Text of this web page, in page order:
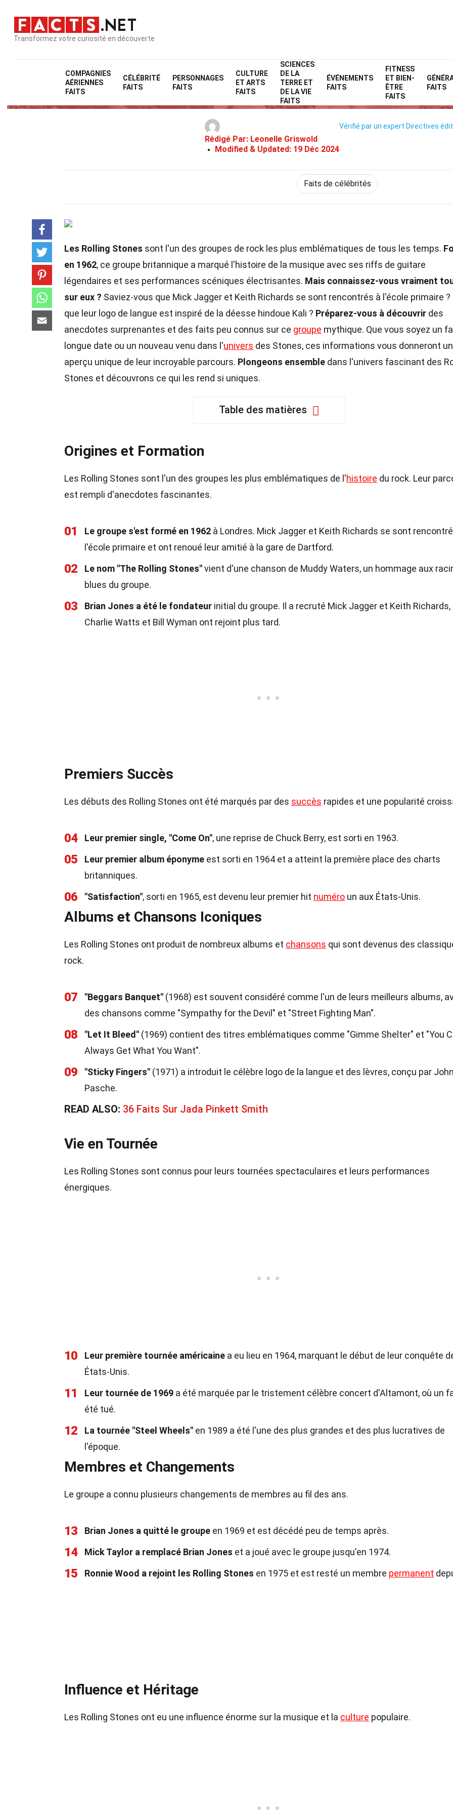
Transformez votre curiosité en découverte
COMPAGNIES
AÉRIENNES
FAITS
CÉLÉBRITÉ
FAITS
PERSONNAGES
FAITS
CULTURE
ET ARTS
FAITS
SCIENCES
DE LA
TERRE ET
DE LA VIE
FAITS
ÉVÉNEMENTS
FAITS
FITNESS
ET BIEN-
ÊTRE
FAITS
FAITS
Home
32 Faits Sur The Rolling Stones
Rédigé Par: Leonelle Griswold
Modified & Updated: 19 Déc 2024
Vérifié par un expert Directives
Faits de célébrités
Les Rolling Stones sont l'un des groupes de rock les plus emblématiques de tous les temps.
en 1962, ce groupe britannique a marqué l'histoire de la musique avec ses riffs de guitare
légendaires et ses performances scéniques électrisantes. Mais connaissez-vous vraiment
sur eux ? Saviez-vous que Mick Jagger et Keith Richards se sont rencontrés à l'école primaire ?
que leur logo de langue est inspiré de la déesse hindoue Kali ? Préparez-vous à découvrir des
anecdotes surprenantes et des faits peu connus sur ce groupe mythique. Que vous soyez un
longue date ou un nouveau venu dans l'univers des Stones, ces informations vous donneront un
aperçu unique de leur incroyable parcours. Plongeons ensemble dans l'univers fascinant des
Stones et découvrons ce qui les rend si uniques.
Table des matières
Origines et Formation
Les Rolling Stones sont l'un des groupes les plus emblématiques de l'histoire du rock. Leur
est rempli d'anecdotes fascinantes.
01 Le groupe s'est formé en 1962 à Londres. Mick Jagger et Keith Richards se sont
l'école primaire et ont renoué leur amitié à la gare de Dartford.
02 Le nom "The Rolling Stones"vient d'une chanson de Muddy Waters, un hommage aux
blues du groupe.
03 Brian Jones a été le fondateur initial du groupe. Il a recruté Mick Jagger et Keith Richards,
Charlie Watts et Bill Wyman ont rejoint plus tard.
Premiers Succès
Les débuts des Rolling Stones ont été marqués par des succès rapides et une popularité
04 Leur premier single, "Come On", une reprise de Chuck Berry, est sorti en 1963.
05 Leur premier album éponyme est sorti en 1964 et a atteint la première place des charts
britanniques.
06 "Satisfaction", sorti en 1965, est devenu leur premier hit numéro un aux États-Unis.
Albums et Chansons Iconiques
Les Rolling Stones ont produit de nombreux albums et chansons qui sont devenus des
rock.
07 "Beggars Banquet" (1968) est souvent considéré comme l'un de leurs meilleurs albums,
des chansons comme "Sympathy for the Devil" et "Street Fighting Man".
08 "Let It Bleed" (1969) contient des titres emblématiques comme "Gimme Shelter" et "You
Always Get What You Want".
09 "Sticky Fingers" (1971) a introduit le célèbre logo de la langue et des lèvres, conçu par
Pasche.
READ ALSO: 36 Faits Sur Jada Pinkett Smith
Vie en Tournée
Les Rolling Stones sont connus pour leurs tournées spectaculaires et leurs performances
énergiques.
10 Leur première tournée américaine a eu lieu en 1964, marquant le début de leur conquête
États-Unis.
11 Leur tournée de 1969 a été marquée par le tristement célèbre concert d'Altamont, où un
été tué.
12 La tournée "Steel Wheels" en 1989 a été l'une des plus grandes et des plus lucratives de
l'époque.
Membres et Changements
Le groupe a connu plusieurs changements de membres au fil des ans.
13 Brian Jones a quitté le groupe en 1969 et est décédé peu de temps après.
14 Mick Taylor a remplacé Brian Jones et a joué avec le groupe jusqu'en 1974.
15 Ronnie Wood a rejoint les Rolling Stones en 1975 et est resté un membre permanent
Influence et Héritage
Les Rolling Stones ont eu une influence énorme sur la musique et la culture populaire.